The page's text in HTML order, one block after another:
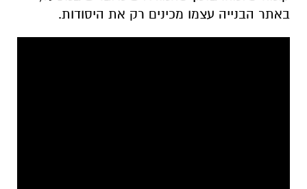
באתר הבנייה עצמו מכינים רק את היסודות.